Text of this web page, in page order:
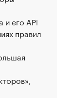
и его API
правил